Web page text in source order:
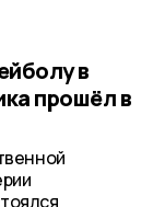
в
прошёл в